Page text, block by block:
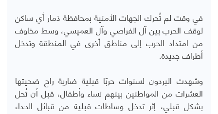
في وقت لم تُحرك الجهات الأمنية بمحافظة ذمار أي ساكن
لوقف الحرب بين آل الفراصي وآل العميسي، وسط مخاوف
من امتداد الحرب إلى مناطق أخرى في المنطقة وتدخل
أطراف جديدة.
وشهدت البردون لسنوات حربًا قبلية ضارية راح ضحيتها
العشرات من المواطنين بينهم نساء وأطفال، قبل أن تُحل
بشكل قبلي، إثر تدخل وساطات قبلية من قبائل الحداء